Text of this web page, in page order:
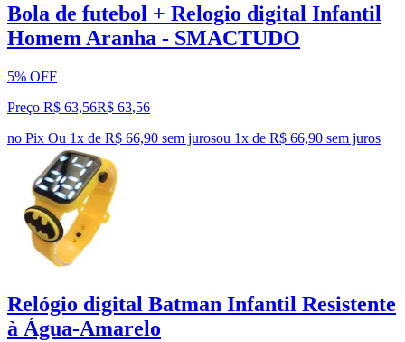
Bola de futebol + Relogio digital Infantil
Homem Aranha - SMACTUDO
5% OFF
Preço R$ 63,56R$ 63,56
no Pix Ou 1x de R$ 66,90 sem jurosou 1x de R$ 66,90 sem juros
Relógio digital Batman Infantil Resistente
à Água-Amarelo